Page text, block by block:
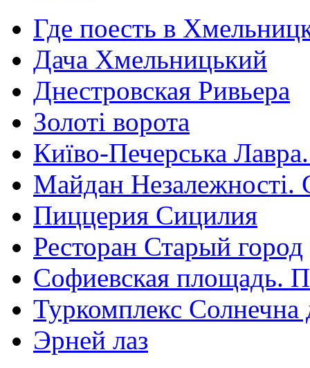
Где поесть в
Дача Хмельницький
Днестровская Ривьера
Золоті ворота
Київо-Печерська
Майдан Незалежності.
Пиццерия Сицилия
Ресторан Старый город
Софиевская площадь.
Туркомплекс Солнечна
Эрней лаз